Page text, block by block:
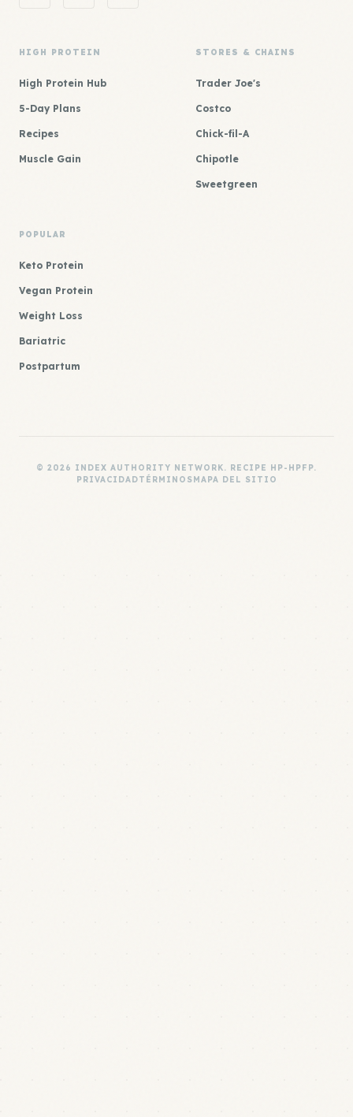
HIGH PROTEIN
High Protein Hub
5-Day Plans
Recipes
Muscle Gain
STORES & CHAINS
Trader Joe's
Costco
Chick-fil-A
Chipotle
Sweetgreen
POPULAR
Keto Protein
Vegan Protein
Weight Loss
Bariatric
Postpartum
© 2026 INDEX AUTHORITY NETWORK. RECIPE HP-HPFP.
PRIVACIDADTÉRMINOS MAPA DEL SITIO